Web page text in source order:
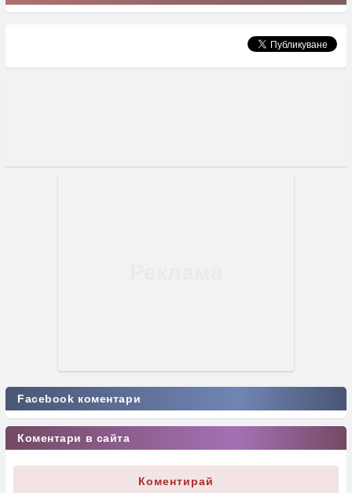
Facebook коментари
Коментари в сайта
Коментирай